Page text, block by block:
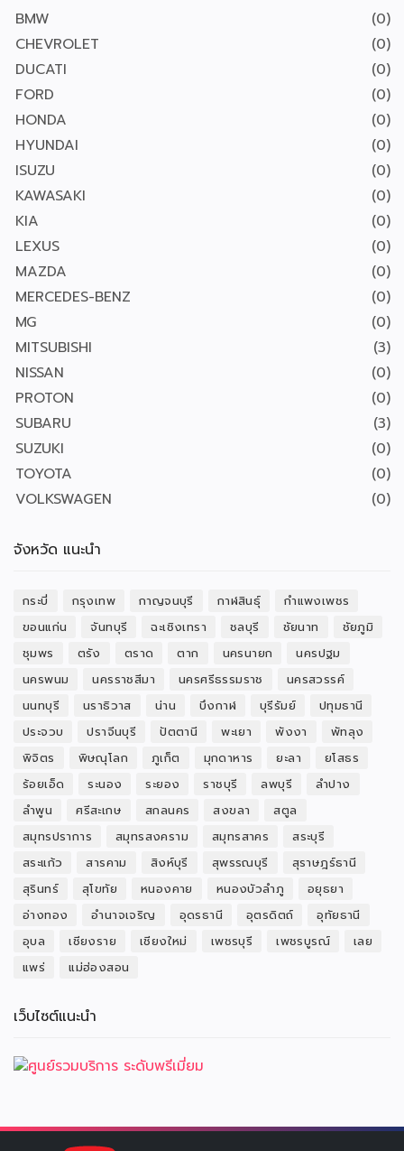
BMW
(0)
CHEVROLET
(0)
DUCATI
(0)
FORD
(0)
HONDA
(0)
HYUNDAI
(0)
ISUZU
(0)
KAWASAKI
(0)
KIA
(0)
LEXUS
(0)
MAZDA
(0)
MERCEDES-BENZ
(0)
MG
(0)
MITSUBISHI
(3)
NISSAN
(0)
PROTON
(0)
SUBARU
(3)
SUZUKI
(0)
TOYOTA
(0)
VOLKSWAGEN
(0)
จังหวัด แนะนำ
กระบี่ กรุงเทพ กาญจนบุรี กาฬสินธุ์
กำแพงเพชร
ขอนแก่น
จันทบุรี ฉะเชิงเทรา ชลบุรี ชัยนาท
ชัยภูมิ
ชุมพร
ตรัง ตราด ตาก นครนายก
นครปฐม
นครพนม
นครราชสีมา นครศรีธรรมราช
นครสวรรค์
นนทบุรี
นราธิวาส น่าน บึงกาฬ บุรีรัมย์
ปทุมธานี
ประจวบ
ปราจีนบุรี ปัตตานี พะเยา พังงา
พัทลุง
พิจิตร
พิษณุโลก ภูเก็ต มุกดาหาร ยะลา
ยโสธร
ร้อยเอ็ด
ระนอง ระยอง ราชบุรี ลพบุรี
ลำปาง
ลำพูน
ศรีสะเกษ สกลนคร สงขลา
สตูล
สมุทรปราการ
สมุทรสงคราม สมุทรสาคร
สระบุรี
สระแก้ว
สารคาม สิงห์บุรี สุพรรณบุรี
สุราษฎร์ธานี
สุรินทร์
สุโขทัย หนองคาย หนองบัวลำภู
อยุธยา
อ่างทอง
อำนาจเจริญ อุดรธานี อุตรดิตถ์
อุทัยธานี
อุบล
เชียงราย เชียงใหม่ เพชรบุรี เพชรบูรณ์
เลย
แพร่
แม่ฮ่องสอน
เว็บไซต์แนะนำ